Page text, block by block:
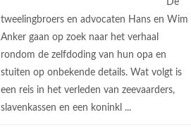
De
tweelingbroers en advocaten Hans en Wim
Anker gaan op zoek naar het verhaal
rondom de zelfdoding van hun opa en
stuiten op onbekende details. Wat volgt is
een reis in het verleden van zeevaarders,
slavenkassen en een koninkl ...